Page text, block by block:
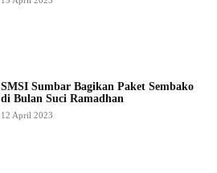
SMSI Sumbar Bagikan Paket Sembako
di Bulan Suci Ramadhan
12 April 2023